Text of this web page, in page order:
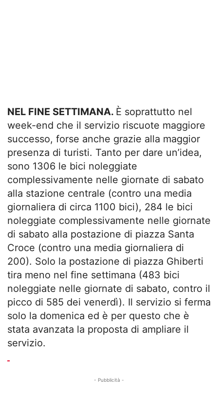
NEL FINE SETTIMANA. È soprattutto nel
week-end che il servizio riscuote maggiore
successo, forse anche grazie alla maggior
presenza di turisti. Tanto per dare un’idea,
sono 1306 le bici noleggiate
complessivamente nelle giornate di sabato
alla stazione centrale (contro una media
giornaliera di circa 1100 bici), 284 le bici
noleggiate complessivamente nelle giornate
di sabato alla postazione di piazza Santa
Croce (contro una media giornaliera di
200). Solo la postazione di piazza Ghiberti
tira meno nel fine settimana (483 bici
noleggiate nelle giornate di sabato, contro il
picco di 585 dei venerdì). Il servizio si ferma
solo la domenica ed è per questo che è
stata avanzata la proposta di ampliare il
servizio.
- Pubblicità -